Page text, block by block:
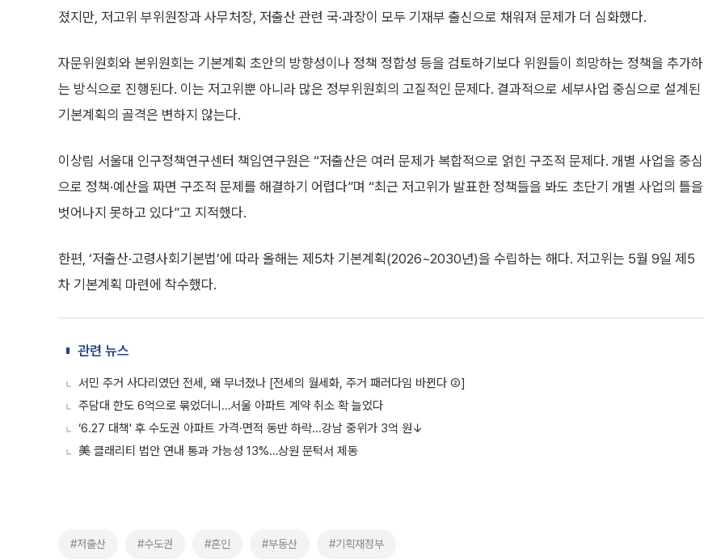
졌지만, 저고위 부위원장과 사무처장, 저출산 관련 국·과장이 모두 기재부 출신으로 채워져 문제가 더 심화했다.
자문위원회와 본위원회는 기본계획 초안의 방향성이나 정책 정합성 등을 검토하기보다 위원들이 희망하는 정책을 추가하
는 방식으로 진행된다. 이는 저고위뿐 아니라 많은 정부위원회의 고질적인 문제다. 결과적으로 세부사업 중심으로 설계된
기본계획의 골격은 변하지 않는다.
이상림 서울대 인구정책연구센터 책임연구원은 “저출산은 여러 문제가 복합적으로 얽힌 구조적 문제다. 개별 사업을 중심
으로 정책·예산을 짜면 구조적 문제를 해결하기 어렵다”며 “최근 저고위가 발표한 정책들을 봐도 초단기 개별 사업의 틀을
벗어나지 못하고 있다”고 지적했다.
한편, ‘저출산·고령사회기본법’에 따라 올해는 제5차 기본계획(2026~2030년)을 수립하는 해다. 저고위는 5월 9일 제5
차 기본계획 마련에 착수했다.
관련 뉴스
서민 주거 사다리였던 전세, 왜 무너졌나 [전세의 월세화, 주거 패러다임 바뀐다 ②]
주담대 한도 6억으로 묶었더니…서울 아파트 계약 취소 확 늘었다
‘6.27 대책' 후 수도권 아파트 가격·면적 동반 하락...강남 중위가 3억 원↓
美 클래리티 법안 연내 통과 가능성 13%…상원 문턱서 제동
#저출산 #수도권 #혼인 #부동산 #기획재정부